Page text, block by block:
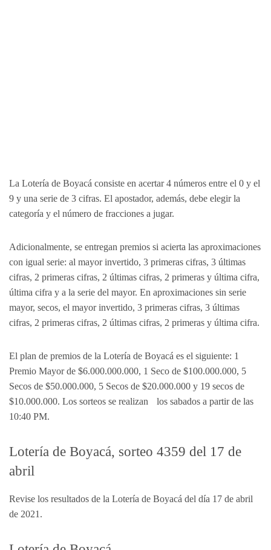
La Lotería de Boyacá consiste en acertar 4 números entre el 0 y el
9 y una serie de 3 cifras. El apostador, además, debe elegir la
categoría y el número de fracciones a jugar.
Adicionalmente, se entregan premios si acierta las aproximaciones
con igual serie: al mayor invertido, 3 primeras cifras, 3 últimas
cifras, 2 primeras cifras, 2 últimas cifras, 2 primeras y última cifra,
última cifra y a la serie del mayor. En aproximaciones sin serie
mayor, secos, el mayor invertido, 3 primeras cifras, 3 últimas
cifras, 2 primeras cifras, 2 últimas cifras, 2 primeras y última cifra.
El plan de premios de la Lotería de Boyacá es el siguiente: 1
Premio Mayor de $6.000.000.000, 1 Seco de $100.000.000, 5
Secos de $50.000.000, 5 Secos de $20.000.000 y 19 secos de
$10.000.000. Los sorteos se realizan los sabados a partir de las
10:40 PM.
Lotería de Boyacá, sorteo 4359 del 17 de
abril
Revise los resultados de la Lotería de Boyacá del día 17 de abril
de 2021.